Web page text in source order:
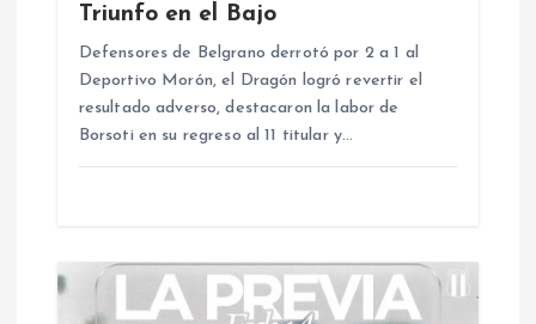
d
Triunfo en el Bajo
Defensores de Belgrano derrotó por 2 a 1 al
Deportivo Morón, el Dragón logró revertir el
resultado adverso, destacaron la labor de
Borsoti en su regreso al 11 titular y…